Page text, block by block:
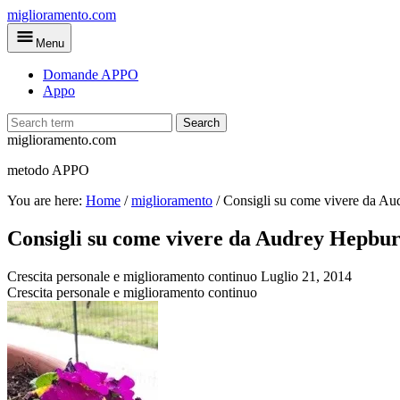
Skip
to
main
miglioramento.com
Menu
Domande APPO
Appo
Search
miglioramento.com
metodo APPO
You are here: Home /miglioramento /Consigli su come vivere da
Consigli su come vivere da Audrey
Crescita personale e miglioramento continuo Luglio 21, 2014
Crescita personale e miglioramento continuo